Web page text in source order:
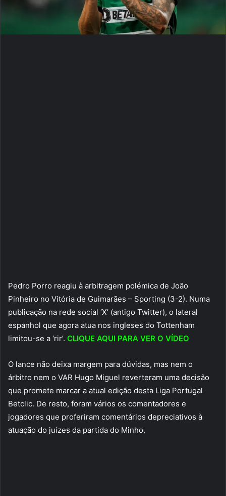
Pedro Porro reagiu à arbitragem polémica de João
Pinheiro no Vitória de Guimarães – Sporting (3-2). Numa
publicação na rede social ‘X’ (antigo Twitter), o lateral
espanhol que agora atua nos ingleses do Tottenham
limitou-se a ‘rir’. CLIQUE AQUI PARA VER O VÍDEO
O lance não deixa margem para dúvidas, mas nem o
árbitro nem o VAR Hugo Miguel reverteram uma decisão
que promete marcar a atual edição desta Liga Portugal
Betclic. De resto, foram vários os comentadores e
jogadores que proferiram comentários depreciativos à
atuação do juízes da partida do Minho.